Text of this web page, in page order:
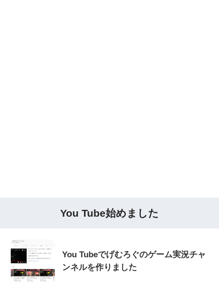
You Tube始めました
You Tubeでげむろぐのゲーム実況チャ
ンネルを作りました